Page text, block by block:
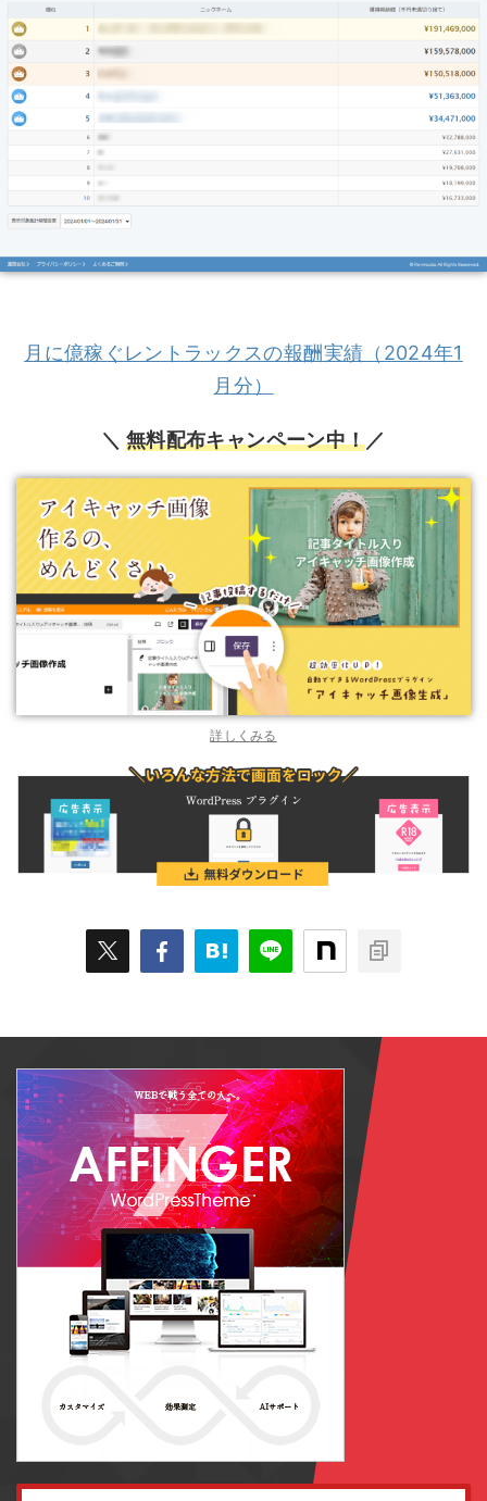
月に億稼ぐレントラックスの報酬実績（2024年1
月分）
＼無料配布キャンペーン中！／
詳しくみる